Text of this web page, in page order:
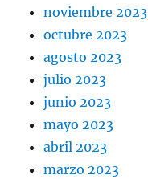
noviembre 2023
octubre 2023
agosto 2023
julio 2023
junio 2023
mayo 2023
abril 2023
marzo 2023